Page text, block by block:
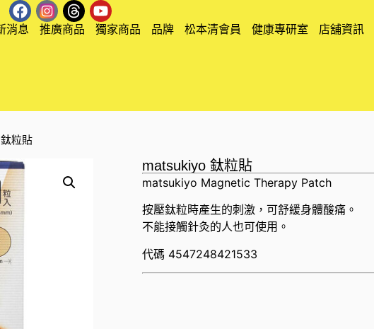
消息 推廣商品 獨家商品 品牌 松本清會員 健康專研室 店舖資訊
粒貼
matsukiyo 鈦粒貼
matsukiyo Magnetic Therapy Patch
按壓鈦粒時產生的刺激，可舒緩身體酸痛。
不能接觸針灸的人也可使用。
代碼 4547248421533